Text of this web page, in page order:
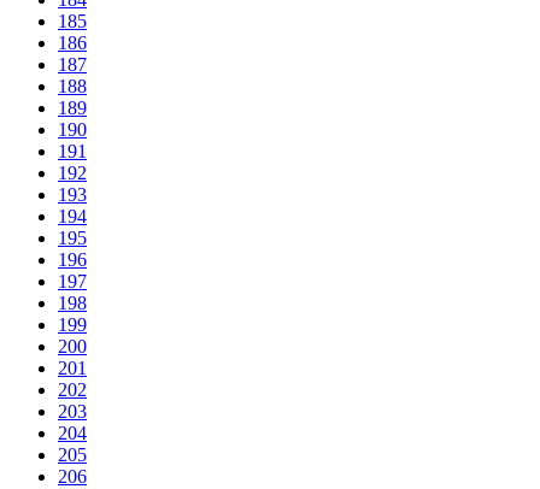
185
186
187
188
189
190
191
192
193
194
195
196
197
198
199
200
201
202
203
204
205
206